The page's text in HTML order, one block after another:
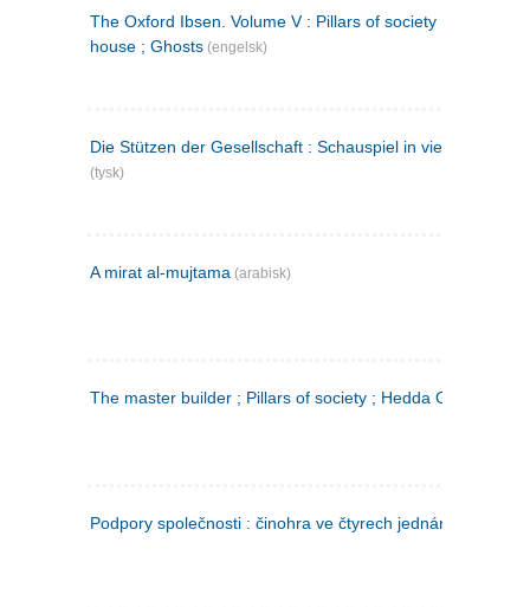
The Oxford Ibsen. Volume V : Pillars of society ; A doll's
house ; Ghosts (engelsk)
Die Stützen der Gesellschaft : Schauspiel in vier Aufzügen
(tysk)
A mirat al-mujtama (arabisk)
The master builder ; Pillars of society ; Hedda Gabler
Podpory společnosti : činohra ve čtyrech jednáních